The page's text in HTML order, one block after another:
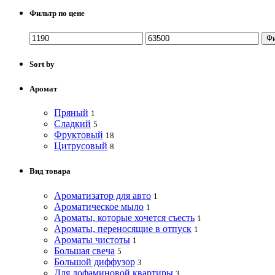
Фильтр по цене
Sort by
Аромат
Пряный 1
Сладкий 5
Фруктовый 18
Цитрусовый 8
Вид товара
Ароматизатор для авто 1
Ароматическое мыло 1
Ароматы, которые хочется съесть 1
Ароматы, переносящие в отпуск 1
Ароматы чистоты 1
Большая свеча 5
Большой диффузор 3
Для дофаминовой квартиры